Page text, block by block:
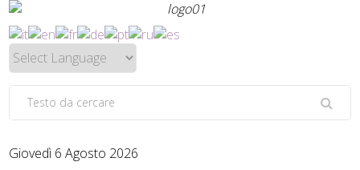
Giovedì 6 Agosto 2026